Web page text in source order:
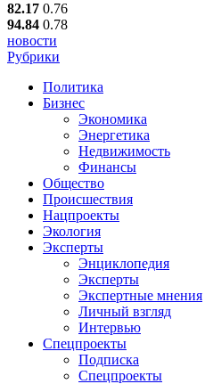
82.17 0.76
94.84 0.78
новости
Рубрики
Политика
Бизнес
Экономика
Энергетика
Недвижимость
Финансы
Общество
Происшествия
Нацпроекты
Экология
Эксперты
Энциклопедия
Эксперты
Экспертные мнения
Личный взгляд
Интервью
Спецпроекты
Подписка
Спецпроекты